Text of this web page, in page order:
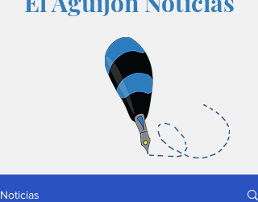
Noticias